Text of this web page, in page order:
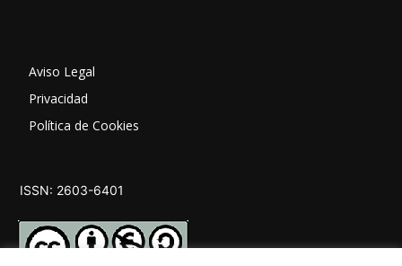
Aviso Legal
Privacidad
Política de Cookies
ISSN: 2603-6401